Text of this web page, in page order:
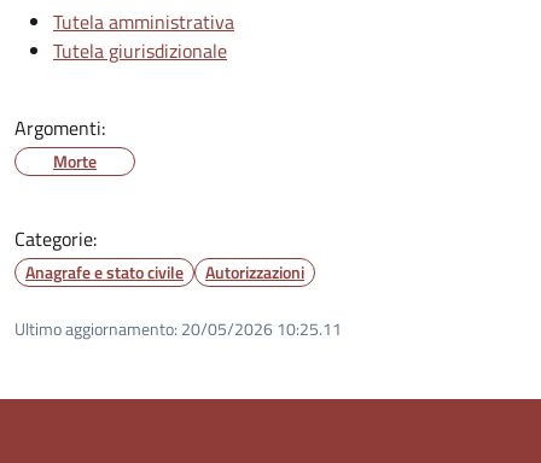
Tutela amministrativa
Tutela giurisdizionale
Argomenti:
Morte
Categorie:
Anagrafe e stato civile Autorizzazioni
Ultimo aggiornamento: 20/05/2026 10:25.11